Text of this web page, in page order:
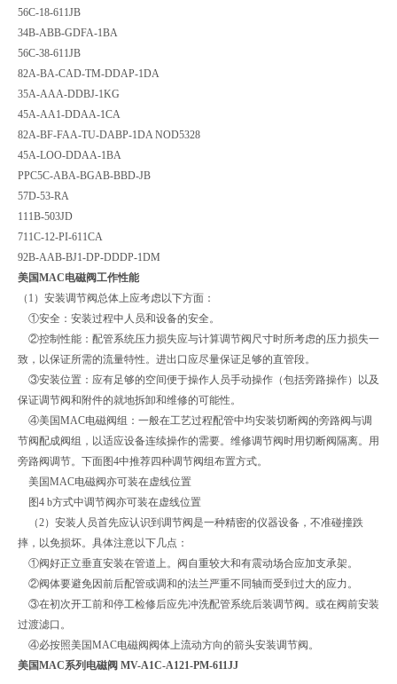
56C-18-611JB
34B-ABB-GDFA-1BA
56C-38-611JB
82A-BA-CAD-TM-DDAP-1DA
35A-AAA-DDBJ-1KG
45A-AA1-DDAA-1CA
82A-BF-FAA-TU-DABP-1DA NOD5328
45A-LOO-DDAA-1BA
PPC5C-ABA-BGAB-BBD-JB
57D-53-RA
111B-503JD
711C-12-PI-611CA
92B-AAB-BJ1-DP-DDDP-1DM
美国MAC电磁阀工作性能
（1）安装调节阀总体上应考虑以下方面：
①安全：安装过程中人员和设备的安全。
②控制性能：配管系统压力损失应与计算调节阀尺寸时所考虑的压力损失一
致，以保证所需的流量特性。进出口应尽量保证足够的直管段。
③安装位置：应有足够的空间便于操作人员手动操作（包括旁路操作）以及
保证调节阀和附件的就地拆卸和维修的可能性。
④美国MAC电磁阀组：一般在工艺过程配管中均安装切断阀的旁路阀与调
节阀配成阀组，以适应设备连续操作的需要。维修调节阀时用切断阀隔离。用
旁路阀调节。下面图4中推荐四种调节阀组布置方式。
美国MAC电磁阀亦可装在虚线位置
图4 b方式中调节阀亦可装在虚线位置
（2）安装人员首先应认识到调节阀是一种精密的仪器设备，不准碰撞跌
摔，以免损坏。具体注意以下几点：
①阀好正立垂直安装在管道上。阀自重较大和有震动场合应加支承架。
②阀体要避免因前后配管或调和的法兰严重不同轴而受到过大的应力。
③在初次开工前和停工检修后应先冲洗配管系统后装调节阀。或在阀前安装
过渡滤口。
④必按照美国MAC电磁阀阀体上流动方向的箭头安装调节阀。
美国MAC系列电磁阀 MV-A1C-A121-PM-611JJ